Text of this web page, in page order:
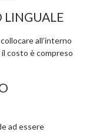
LINGUALE
all’interno
costo è compreso
ad essere